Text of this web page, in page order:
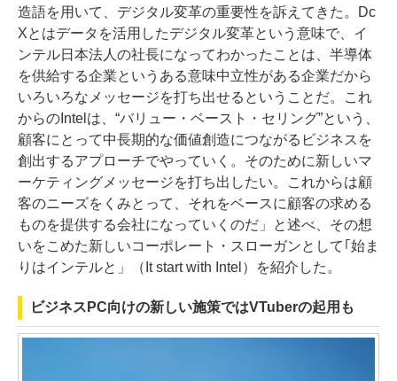
造語を用いて、デジタル変革の重要性を訴えてきた。Dc
Xとはデータを活用したデジタル変革という意味で、イ
ンテル日本法人の社長になってわかったことは、半導体
を供給する企業というある意味中立性がある企業だから
いろいろなメッセージを打ち出せるということだ。これ
からのIntelは、“バリュー・ベースト・セリング”という、
顧客にとって中長期的な価値創造につながるビジネスを
創出するアプローチでやっていく。そのために新しいマ
ーケティングメッセージを打ち出したい。これからは顧
客のニーズをくみとって、それをベースに顧客の求める
ものを提供する会社になっていくのだ」と述べ、その想
いをこめた新しいコーポレート・スローガンとして｢始ま
りはインテルと」（It start with Intel）を紹介した。
ビジネスPC向けの新しい施策ではVTuberの起用も